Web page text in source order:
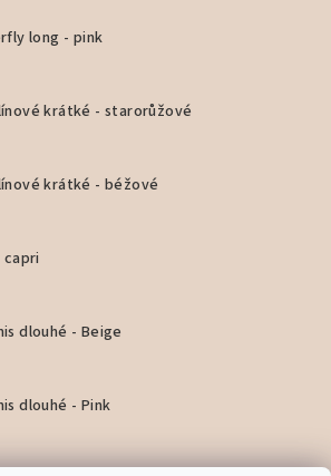
long - pink
krátké - starorůžové
krátké - béžové
dlouhé - Beige
dlouhé - Pink